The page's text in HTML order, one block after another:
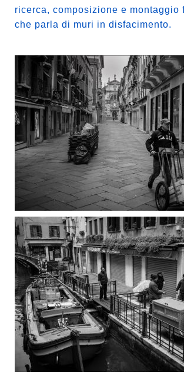
ricerca, composizione e montaggio
che parla di muri in disfacimento.